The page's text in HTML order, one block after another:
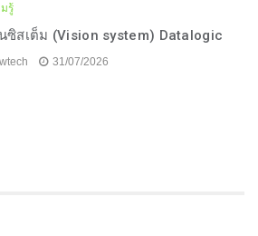
รู้
ซิสเต็ม (Vision system) Datalogic
31/07/2026